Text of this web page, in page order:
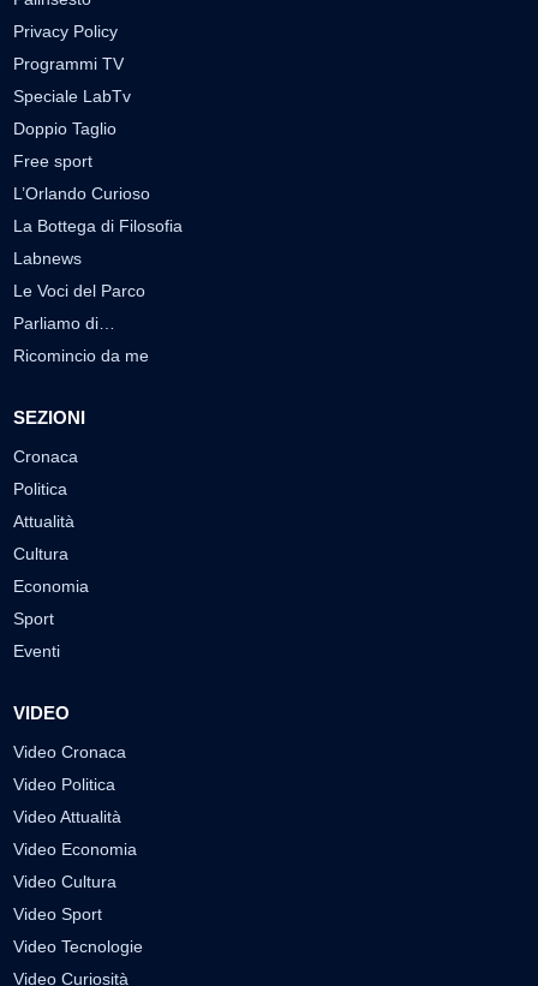
Privacy Policy
Programmi TV
Speciale LabTv
Doppio Taglio
Free sport
L’Orlando Curioso
La Bottega di Filosofia
Labnews
Le Voci del Parco
Parliamo di…
Ricomincio da me
SEZIONI
Cronaca
Politica
Attualità
Cultura
Economia
Sport
Eventi
VIDEO
Video Cronaca
Video Politica
Video Attualità
Video Economia
Video Cultura
Video Sport
Video Tecnologie
Video Curiosità